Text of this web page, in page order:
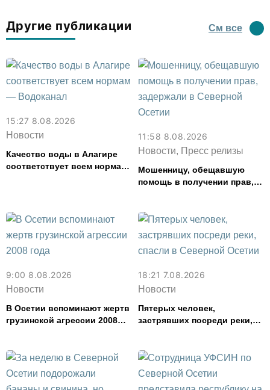
Другие публикации См все
15:27 8.08.2026
Новости
Качество воды в Алагире
соответствует всем нормам
11:58 8.08.2026
Новости, Пресс релизы
Мошенницу, обещавшую
помощь в получении прав,
9:00 8.08.2026
Новости
В Осетии вспоминают жертв
грузинской агрессии 2008
18:21 7.08.2026
Новости
Пятерых человек,
застрявших посреди реки,